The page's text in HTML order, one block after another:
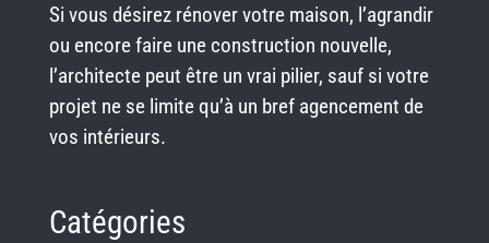
Si vous désirez rénover votre maison, l’agrandir
ou encore faire une construction nouvelle,
l’architecte peut être un vrai pilier, sauf si votre
projet ne se limite qu’à un bref agencement de
vos intérieurs.
Catégories